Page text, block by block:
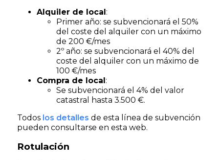
Alquiler de local :
Primer año: se subvencionará el 50%
del coste del alquiler con un máximo
de 200 €/mes
2º año: se subvencionará el 40% del
coste del alquiler con un máximo de
100 €/mes
Compra de local :
Se subvencionará el 4% del valor
catastral hasta 3.500 €.
Todos los detalles de esta línea de subvención
pueden consultarse en esta web.
Rotulación